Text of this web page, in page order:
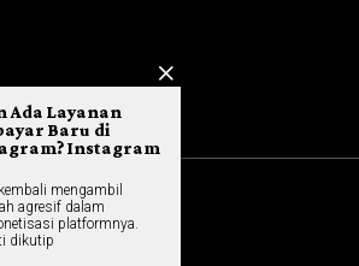
Hybrid.co.id
Ada Layanan
Baru di
Instagram
mengambil
agresif dalam
platformnya.
dikutip